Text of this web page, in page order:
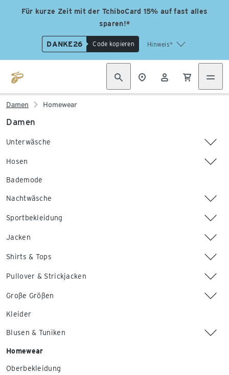
Für kurze Zeit mit der TchiboCard 15% auf fast alles
sparen!*
DANKE26 Code kopieren Hinweis*
Damen Homewear
Damen
Unterwäsche
Hosen
Bademode
Nachtwäsche
Sportbekleidung
Jacken
Shirts & Tops
Pullover & Strickjacken
Große Größen
Kleider
Blusen & Tuniken
Homewear
Oberbekleidung